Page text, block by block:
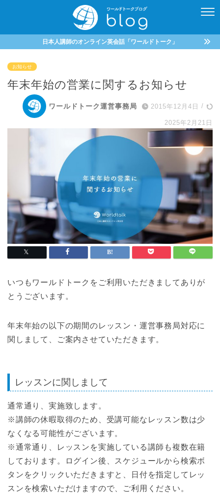
日本人講師のオンライン英会話「ワールドトーク」
お知らせ
年末年始の営業に関するお知らせ
ワールドトーク運営事務局 2015年12月4日 /
2025年2月21日
いつもワールドトークをご利用いただきましてありが
とうございます。
年末年始の以下の期間のレッスン・運営事務局対応に
関しまして、ご案内させていただきます。
レッスンに関しまして
通常通り、実施致します。
※講師の休暇取得のため、受講可能なレッスン数は少
なくなる可能性がございます。
※通常通り、レッスンを実施している講師も複数在籍
しております。ログイン後、スケジュールから検索ボ
タンをクリックいただきますと、日付を指定してレッ
スンを検索いただけますので、ご利用ください。